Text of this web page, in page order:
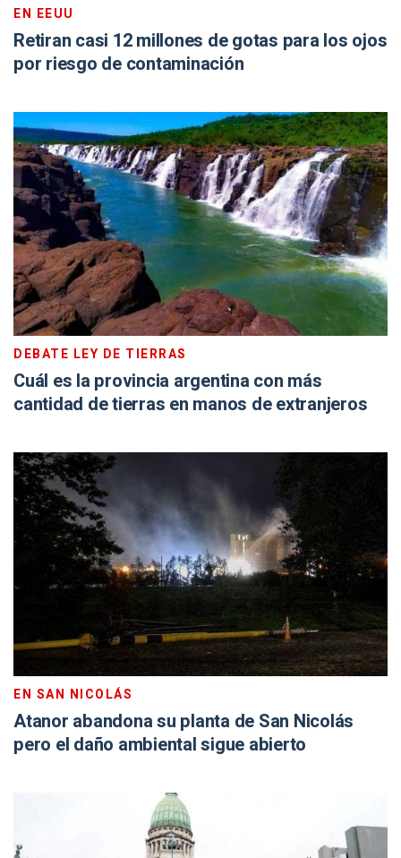
EN EEUU
Retiran casi 12 millones de gotas para los ojos
por riesgo de contaminación
DEBATE LEY DE TIERRAS
Cuál es la provincia argentina con más
cantidad de tierras en manos de extranjeros
EN SAN NICOLÁS
Atanor abandona su planta de San Nicolás
pero el daño ambiental sigue abierto